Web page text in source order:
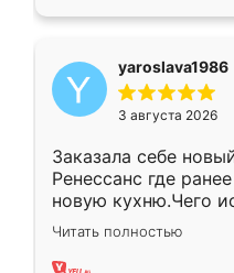
yaroslava1986
3 августа 2026
Заказала себе
Ренессанс где
новую кухню.Чего
вполне довольна.
два года, нареканий
Читать полностью